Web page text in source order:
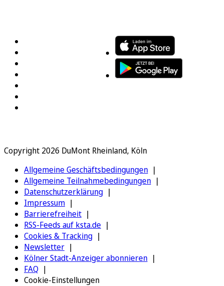
Copyright 2026 DuMont Rheinland, Köln
Allgemeine Geschäftsbedingungen
Allgemeine Teilnahmebedingungen
Datenschutzerklärung
Impressum
Barrierefreiheit
RSS-Feeds auf ksta.de
Cookies & Tracking
Newsletter
Kölner Stadt-Anzeiger abonnieren
FAQ
Cookie-Einstellungen